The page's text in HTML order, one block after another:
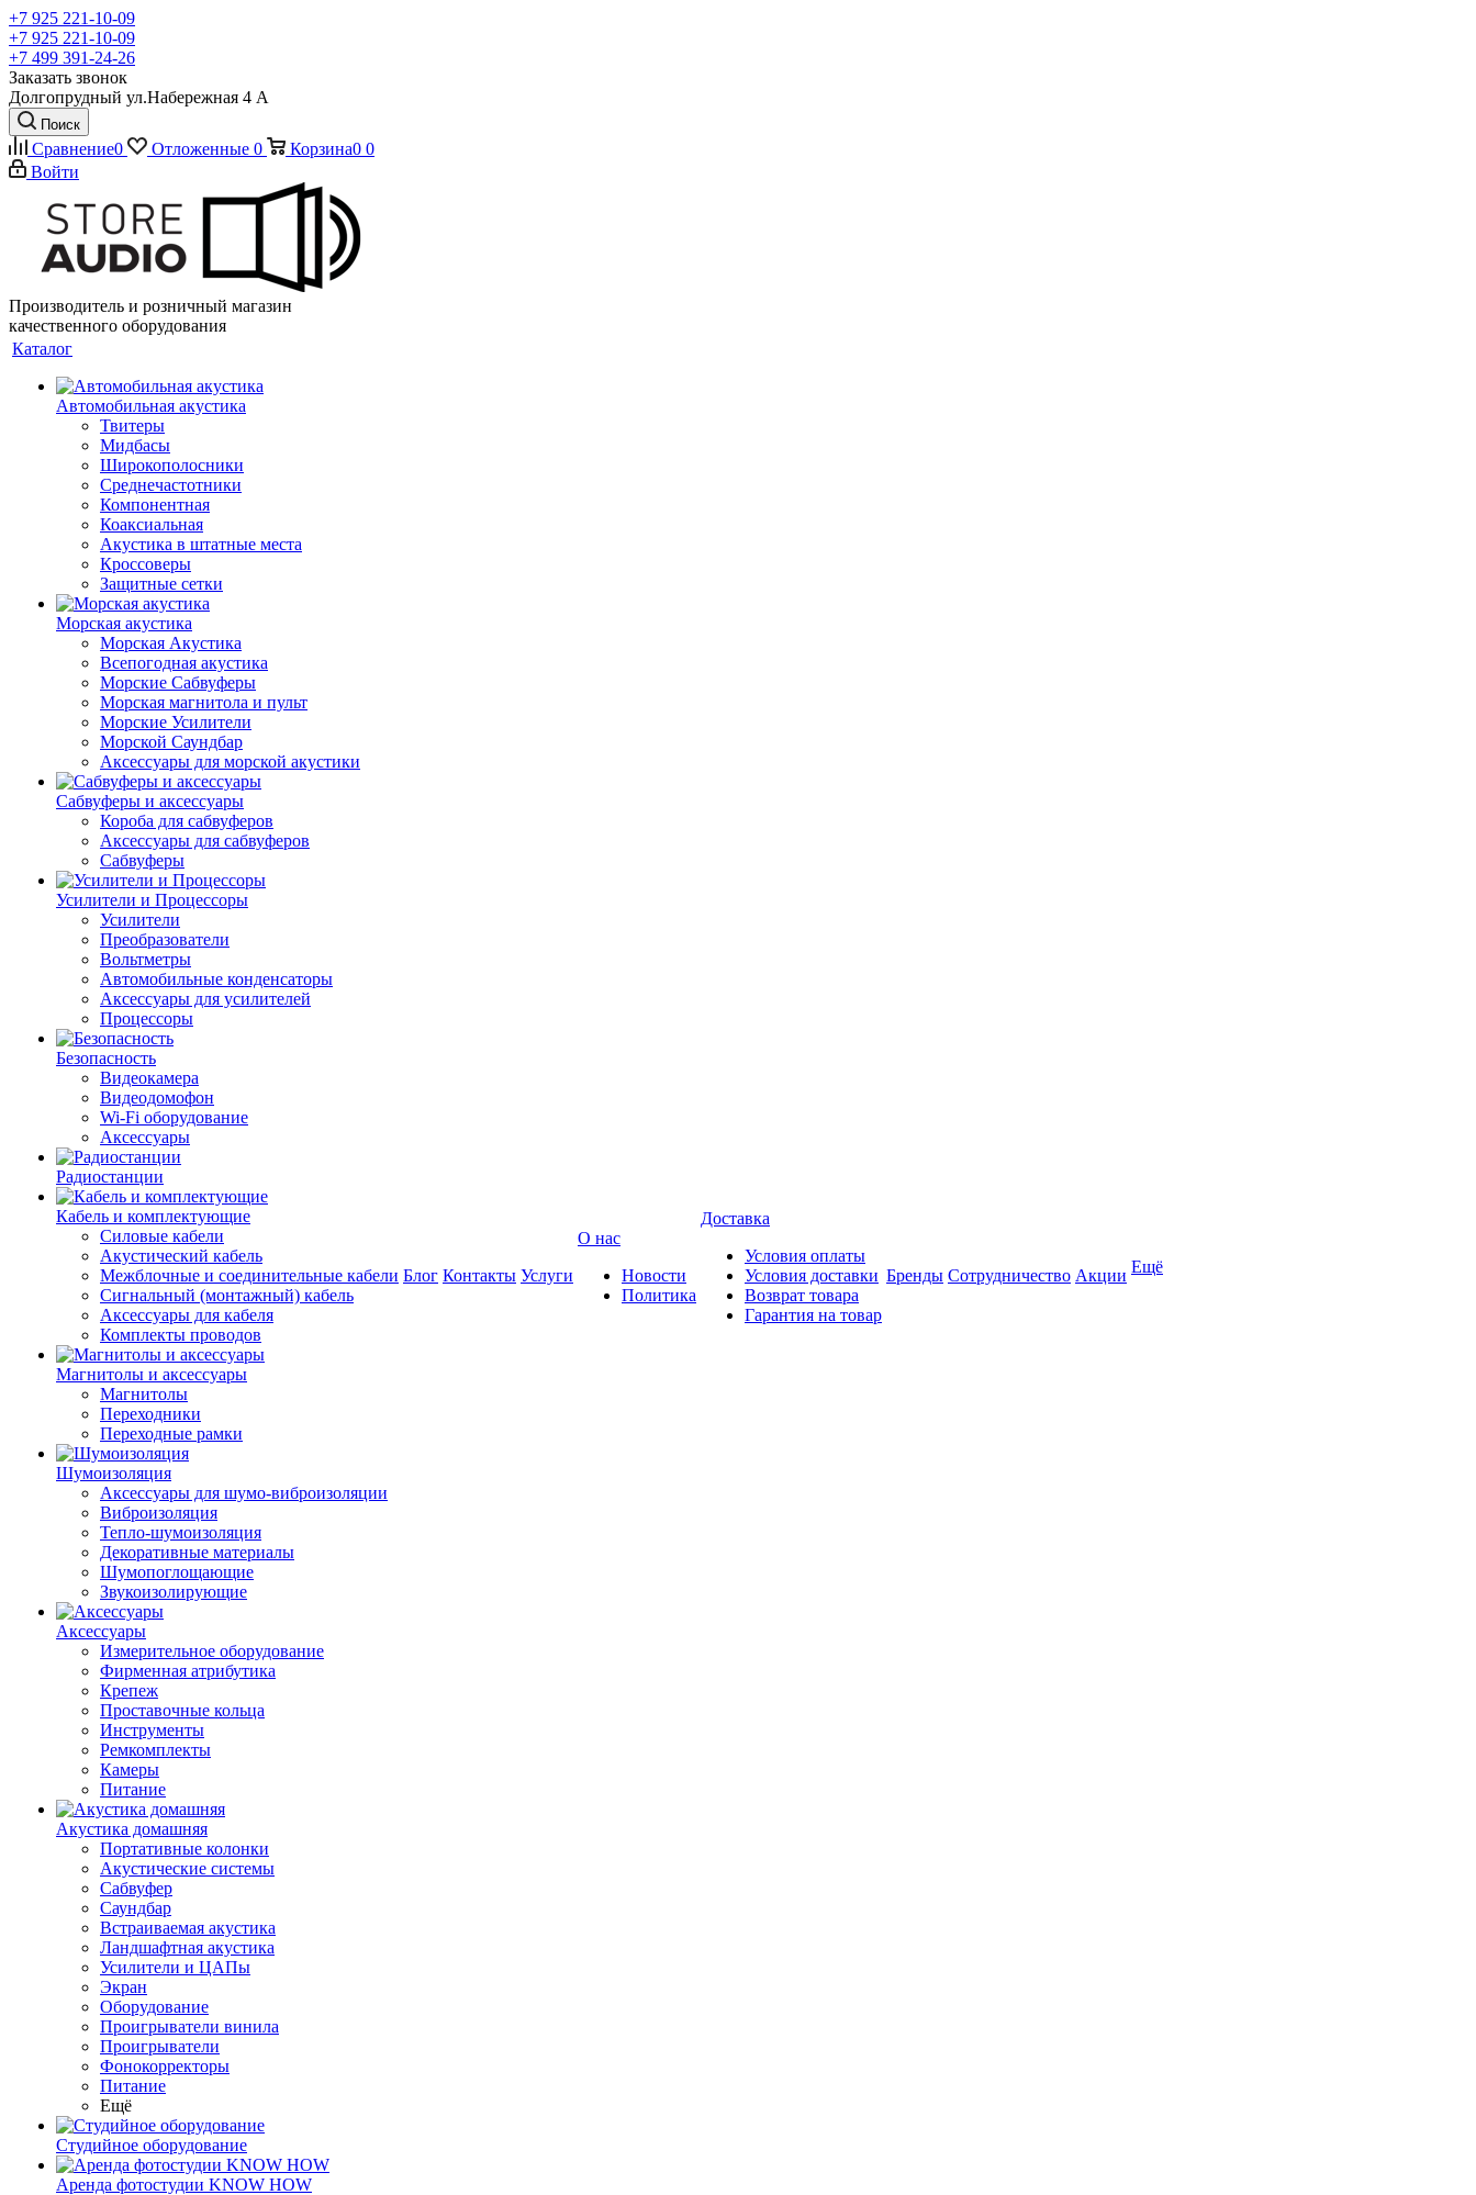
+7 925 221-10-09
+7 925 221-10-09
+7 499 391-24-26
Заказать звонок
Долгопрудный ул.Набережная 4 А
Поиск
Сравнение0 Отложенные 0 Корзина0 0
Войти
Производитель и розничный магазин
качественного оборудования
Каталог
Автомобильная акустика
Твитеры
Мидбасы
Широкополосники
Среднечастотники
Компонентная
Коаксиальная
Акустика в штатные места
Кроссоверы
Защитные сетки
Морская акустика
Морская Акустика
Всепогодная акустика
Морские Сабвуферы
Морская магнитола и пульт
Морские Усилители
Морской Cаундбар
Аксессуары для морской акустики
Сабвуферы и аксессуары
Короба для сабвуферов
Аксессуары для сабвуферов
Сабвуферы
Усилители и Процессоры
Усилители
Преобразователи
Вольтметры
Автомобильные конденсаторы
Аксессуары для усилителей
Процессоры
Безопасность
Видеокамера
Видеодомофон
Wi-Fi оборудование
Аксессуары
Радиостанции
Кабель и комплектующие
Силовые кабели
Акустический кабель
Межблочные и соединительные кабели
Сигнальный (монтажный) кабель
Аксессуары для кабеля
Комплекты проводов
Магнитолы и аксессуары
Магнитолы
Переходники
Переходные рамки
Шумоизоляция
Аксессуары для шумо-виброизоляции
Виброизоляция
Тепло-шумоизоляция
Декоративные материалы
Шумопоглощающие
Звукоизолирующие
Аксессуары
Измерительное оборудование
Фирменная атрибутика
Крепеж
Проставочные кольца
Инструменты
Ремкомплекты
Камеры
Питание
Акустика домашняя
Портативные колонки
Акустические системы
Сабвуфер
Саундбар
Встраиваемая акустика
Ландшафтная акустика
Усилители и ЦАПы
Экран
Оборудование
Проигрыватели винила
Проигрыватели
Фонокорректоры
Питание
Ещё
Студийное оборудование
Аренда фотостудии KNOW HOW
Блог Контакты Услуги
О нас
Новости
Политика
Доставка
Условия оплаты
Условия доставки
Возврат товара
Гарантия на товар
Бренды Сотрудничество Акции Ещё